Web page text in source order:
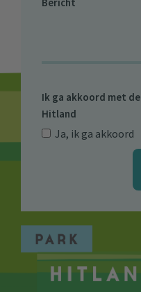
Ik ga akkoord met de
Hitland
Ja, ik ga akkoord